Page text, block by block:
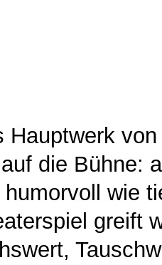
die Bühne:
wie
greift